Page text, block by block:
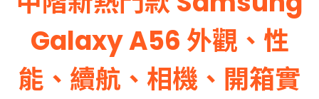
Galaxy A56 外觀、性
能、續航、相機、開箱實